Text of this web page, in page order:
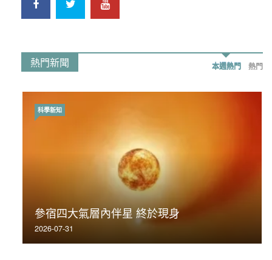
熱門新聞 本週熱門 熱門
參宿四大氣層內伴星 終於現身
2026-07-31
科學新知
荃灣反黑組「砌生豬肉」砌錯O記臥底4警員
被控
2019-11-01
時事政治